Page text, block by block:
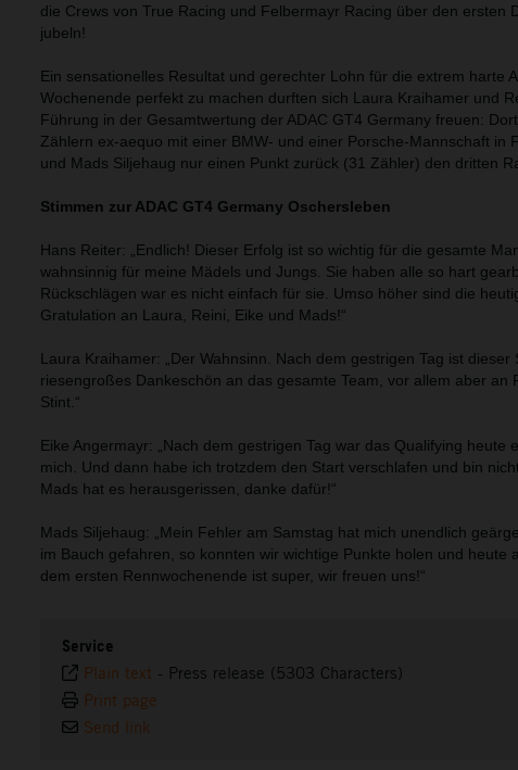
die Crews von True Racing und Felbermayr Racing über den ersten
jubeln!
Ein sensationelles Resultat und gerechter Lohn für die extrem harte
Wochenende perfekt zu machen durften sich Laura Kraihamer und
Führung in der Gesamtwertung der ADAC GT4 Germany freuen:
Zählern ex-aequo mit einer BMW- und einer Porsche-Mannschaft in
und Mads Siljehaug nur einen Punkt zurück (31 Zähler) den dritten
Stimmen zur ADAC GT4 Germany Oschersleben
Hans Reiter: „Endlich! Dieser Erfolg ist so wichtig für die gesamte
wahnsinnig für meine Mädels und Jungs. Sie haben alle so hart
Rückschlägen war es nicht einfach für sie. Umso höher sind die
Gratulation an Laura, Reini, Eike und Mads!“
Laura Kraihamer: „Der Wahnsinn. Nach dem gestrigen Tag ist
riesengroßes Dankeschön an das gesamte Team, vor allem aber an
Stint.“
Eike Angermayr: „Nach dem gestrigen Tag war das Qualifying heute
mich. Und dann habe ich trotzdem den Start verschlafen und bin
Mads hat es herausgerissen, danke dafür!“
Mads Siljehaug: „Mein Fehler am Samstag hat mich unendlich
im Bauch gefahren, so konnten wir wichtige Punkte holen und heute
dem ersten Rennwochenende ist super, wir freuen uns!“
Service
Plain text - Press release (5303 Characters)
Print page
Send link